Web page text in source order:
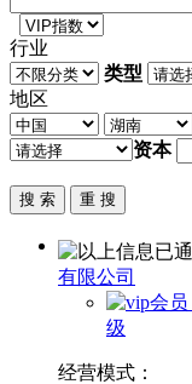
行业
类型
地区
资本
有限公司
级
经营模式：